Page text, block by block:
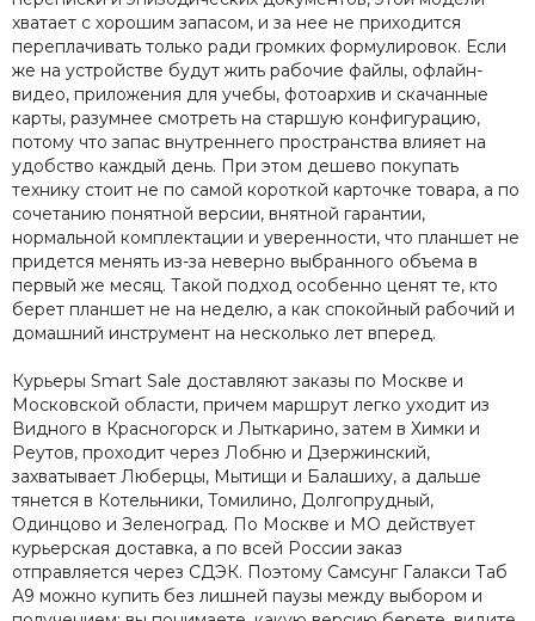
хватает с хорошим запасом, и за нее не приходится
переплачивать только ради громких формулировок. Если
же на устройстве будут жить рабочие файлы, офлайн-
видео, приложения для учебы, фотоархив и скачанные
карты, разумнее смотреть на старшую конфигурацию,
потому что запас внутреннего пространства влияет на
удобство каждый день. При этом дешево покупать
технику стоит не по самой короткой карточке товара, а по
сочетанию понятной версии, внятной гарантии,
нормальной комплектации и уверенности, что планшет не
придется менять из-за неверно выбранного объема в
первый же месяц. Такой подход особенно ценят те, кто
берет планшет не на неделю, а как спокойный рабочий и
домашний инструмент на несколько лет вперед.
Курьеры Smart Sale доставляют заказы по Москве и
Московской области, причем маршрут легко уходит из
Видного в Красногорск и Лыткарино, затем в Химки и
Реутов, проходит через Лобню и Дзержинский,
захватывает Люберцы, Мытищи и Балашиху, а дальше
тянется в Котельники, Томилино, Долгопрудный,
Одинцово и Зеленоград. По Москве и МО действует
курьерская доставка, а по всей России заказ
отправляется через СДЭК. Поэтому Самсунг Галакси Таб
А9 можно купить без лишней паузы между выбором и